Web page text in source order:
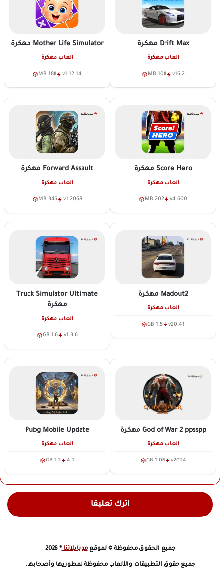
Drift Max مهكرة
العاب مهكرة
v16.2
108 MB
Mother Life Simulator مهكرة
العاب مهكرة
v1.12.14
188 MB
Score Hero مهكرة
العاب مهكرة
v4.600
202 MB
Forward Assault مهكرة
العاب مهكرة
v1.2068
346 MB
Madout2 مهكرة
العاب مهكرة
v20.41
1.5 GB
Truck Simulator Ultimate
مهكرة
العاب مهكرة
v1.3.6
1.6 GB
God of War 2 ppsspp مهكرة
العاب مهكرة
v2024
1.06 GB
Pubg Mobile Update
العاب مهكرة
4.2
1.2 GB
اترك تعليقا
جميع الحقوق محفوظة © لموقعموبايلاتنا® 2026
جميع حقوق التطبيقات والألعاب محفوظة لمطوريها وأصحابها.